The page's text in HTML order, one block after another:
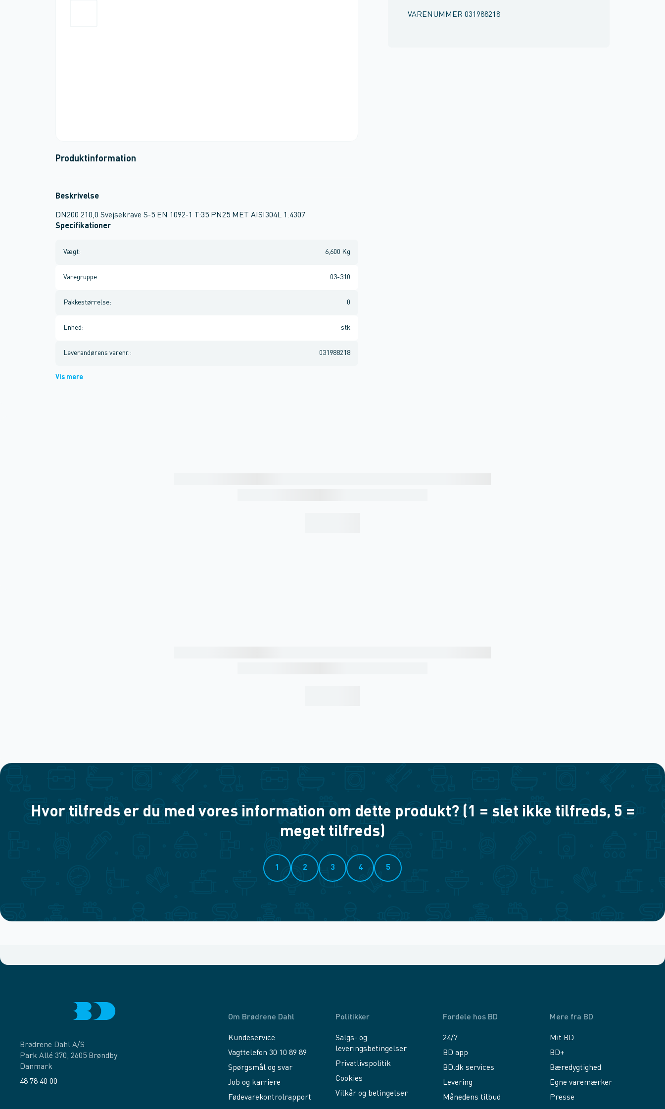
VARENUMMER 031988218
Produktinformation
Beskrivelse
DN200 210,0 Svejsekrave S-5 EN 1092-1 T:35 PN25 MET AISI304L 1.4307
Specifikationer
Vægt: 6,600 Kg
Varegruppe: 03-310
Pakkestørrelse: 0
Enhed : stk
Leverandørens varenr. : 031988218
Vis mere
Hvor tilfreds er du med vores information om dette produkt? (1 = slet ikke tilfreds, 5 =
meget tilfreds)
1 2 3 4 5
Brødrene Dahl A/S
Park Allé 370, 2605 Brøndby
Danmark
48 78 40 00
Om Brødrene Dahl
Kundeservice
Vagttelefon 30 10 89 89
Spørgsmål og svar
Job og karriere
Fødevarekontrolrapport
Politikker
Salgs- og
leveringsbetingelser
Privatlivspolitik
Cookies
Vilkår og betingelser
Fordele hos BD
24/7
BD app
BD.dk services
Levering
Månedens tilbud
Mere fra BD
Mit BD
BD+
Bæredygtighed
Egne varemærker
Presse